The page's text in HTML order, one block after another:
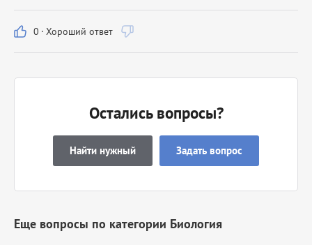
0 · Хороший ответ
Остались вопросы?
Найти нужный Задать вопрос
Еще вопросы по категории Биология